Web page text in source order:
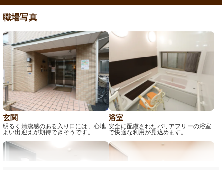
職場写真
玄関
明るく清潔感のある入り口には、心地
よい出迎えが期待できそうです。
浴室
安全に配慮されたバリアフリーの浴室
で快適な利用が見込めます。